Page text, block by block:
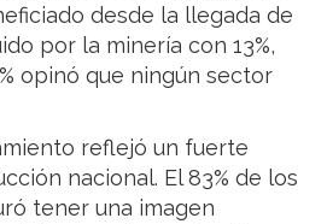
desde la llegada de
por la minería con 13%,
opinó que ningún sector
reflejó un fuerte
nacional. El 83% de los
tener una imagen